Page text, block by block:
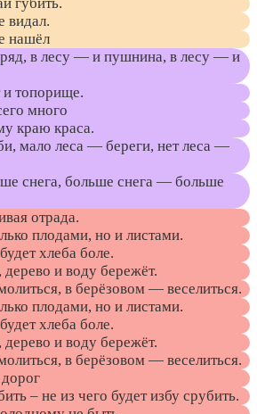
губить.
видал.
нашёл
в лесу — и пушнина, в лесу — и
и топорище.
много
краю краса.
мало леса — береги, нет леса —
снега, больше снега — больше
отрада.
плодами, но и листами.
хлеба боле.
и воду бережёт.
в берёзовом — веселиться.
плодами, но и листами.
хлеба боле.
и воду бережёт.
в берёзовом — веселиться.
– не из чего будет избу срубить.